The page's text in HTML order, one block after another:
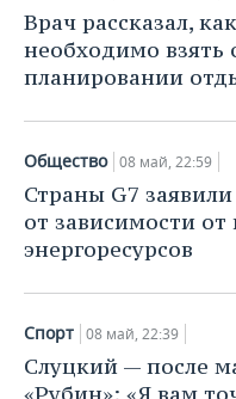
НЕФТЕХИМИЯ
НЕФТЬ
ОПК
ЭНЕРГЕТИКА
РОЗНИЧНАЯ
УСЛУГИ
НОВОСТИ
МЕДИА
МЕРОПРИЯТИЯ
ВЫЕЗДНАЯ РЕДАКЦИЯ
БИЗНЕС-БРАНЧИ
ONLINE-
ОТКРЫТАЯ ЛЕКЦИЯ
НОВОСТИ СПОРТА
ФУТБОЛ
ХОККЕЙ
БАСКЕТБОЛ
ВОЛЕЙБОЛ
ОБЩЕСТВО
НОВОСТИ ОБЩЕСТВА
ВЛАСТЬ
ИНФРАСТРУКТУРА
ИСТОРИЯ
ФОТОГАЛЕРЕЯ
СЮЖЕТЫ
СПРАВОЧНИК
СПИСОК ПЕРСОН
ПОЛНАЯ ВЕРСИЯ
Врач рассказал,
необходимо взять
планировании
Общество 08 май, 22:59
Страны G7
от зависимости от
энергоресурсов
Спорт 08 май, 22:39
Слуцкий — после